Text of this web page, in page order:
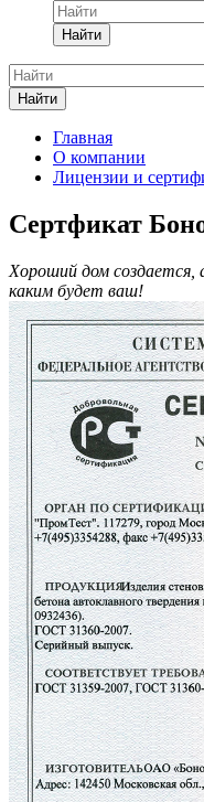
Найти
Найти
Главная
О компании
Лицензии и
Сертфикат
Хороший дом создается,
каким будет ваш!